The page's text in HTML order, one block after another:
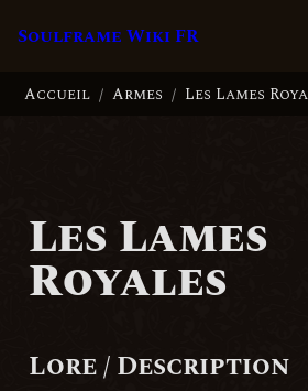
Soulframe Wiki FR
Accueil / Armes / Les Lames
Les Lames
Royales
Lore / Description